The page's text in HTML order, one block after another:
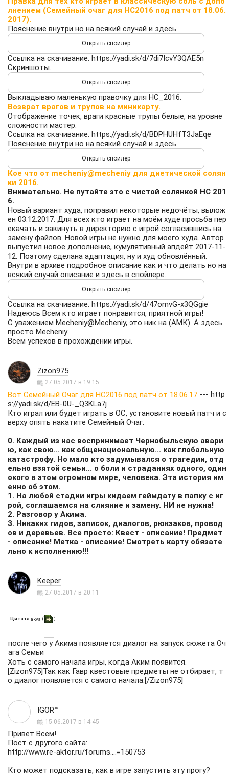
лнением (Семейный очаг для НС2016 под патч от 18.06.
2017).
Пояснение внутри но на всякий случай и здесь.
Ссылка на скачивание. https://yadi.sk/d/7di7IcvY3QAE5n
Скриншоты.
Выкладываю маленькую правочку для НС_2016.
Возврат врагов и трупов на миникарту.
Отображение точек, враги красные трупы белые, на уровне
сложности мастер.
Ссылка на скачивание. https://yadi.sk/d/BDPHUHfT3JaEqe
Пояснение внутри но на всякий случай и здесь.
Кое что от mecheniy@mecheniy для диетической солян
ки 2016.
Внимательно. Не путайте это с чистой солянкой НС 201
6.
Новый вариант худа, поправил некоторые недочёты, вылож
ен 03.12.2017. Для всех кто играет на моём худе просьба пер
екачать и закинуть в директорию с игрой согласившись на
замену файлов. Новой игры не нужно для моего худа. Автор
выпустил новое дополнение, кумулятивный апдейт 2017-11-
12. Поэтому сделана адаптация, ну и худ обновлённый.
Внутри в архиве подробное описание как и что делать но на
всякий случай описание и здесь в спойлере.
Ссылка на скачивание. https://yadi.sk/d/47omvG-x3QGgie
Надеюсь Всем кто играет понравится, приятной игры!
С уважением Mecheniy@Mecheniy, это ник на (АМК). А здесь
просто Mecheniy.
Всем успехов в прохождении игры.
Zizon975
27.05.2017 в 19:15
Вот Семейный Очаг для НС2016 под патч от 18.06.17 --- http
s://yadi.sk/d/EB-0U-_Q3KLa7j
Кто играл или будет играть в ОС, установите новый патч и с
верху опять накатите Семейный Очаг.
0. Каждый из нас воспринимает Чернобыльскую авари
ю, как свою... как общенациональную... как глобальную
катастрофу. Но мало кто задумывался о трагедии, отд
ельно взятой семьи... о боли и страданиях одного, один
окого в этом огромном мире, человека. Эта история им
енно об этом.
1. На любой стадии игры кидаем геймдату в папку с иг
рой, соглашаемся на слияние и замену. НИ не нужна!
2. Разговор у Акима.
3. Никаких гидов, записок, диалогов, рюкзаков, провод
ов и деревьев. Все просто: Квест - описание! Предмет
- описание! Метка - описание! Смотреть карту обязате
льно к исполнению!!!
Keeper
27.05.2017 в 20:11
Цитата akva ( )
после чего у Акима появляется диалог на запуск сюжета Оч
ага Семьи
Хоть с самого начала игры, когда Аким появится.
[Zizon975]Так как Гавр квестовые предметы не отбирает, т
о диалог появляется с самого начала.[/Zizon975]
IGOR™
15.06.2017 в 14:45
Привет Всем!
Пост с другого сайта:
http://www.re-aktor.ru/forums....=150753
Кто может подсказать, как в игре запустить эту прогу?